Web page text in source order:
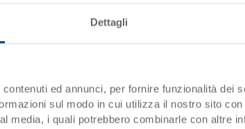
Dettagli
ed annunci, per fornire funzionalità dei
sul modo in cui utilizza il nostro sito
media, i quali potrebbero combinarle con altre
da 250 pezzi